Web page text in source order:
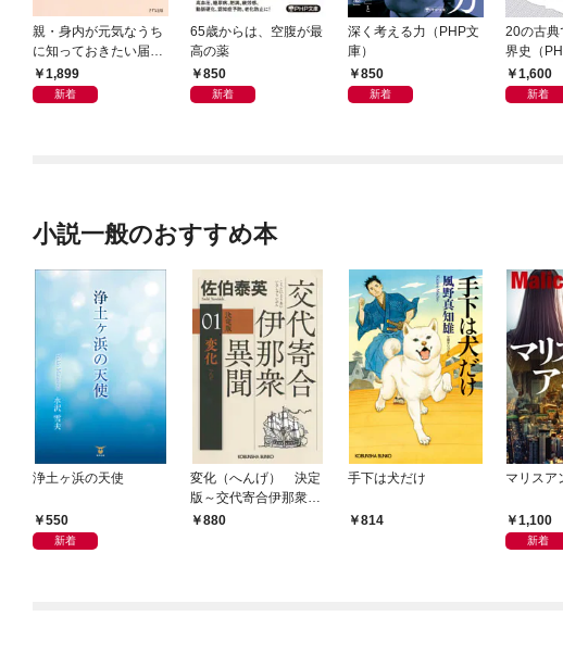
親・身内が元気なうち
に知っておきたい届
出・手続きの準備（き
ずな出版）
1,899
新着
65歳からは、空腹が最
高の薬
850
新着
深く考える力（PHP文
庫）
850
新着
20の古典
界史（
1,600
新着
小説一般のおすすめ本
浄土ヶ浜の天使
550
新着
変化（へんげ） 決定
版～交代寄合伊那衆異
聞（1）～
880
手下は犬だけ
814
マリスア
1,100
新着